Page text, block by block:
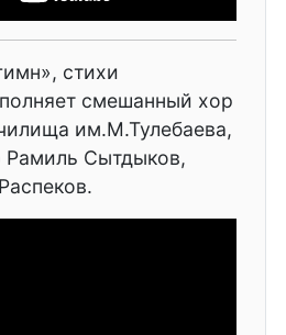
стихи
смешанный хор
им.М.Тулебаева,
Рамиль Сытдыков,